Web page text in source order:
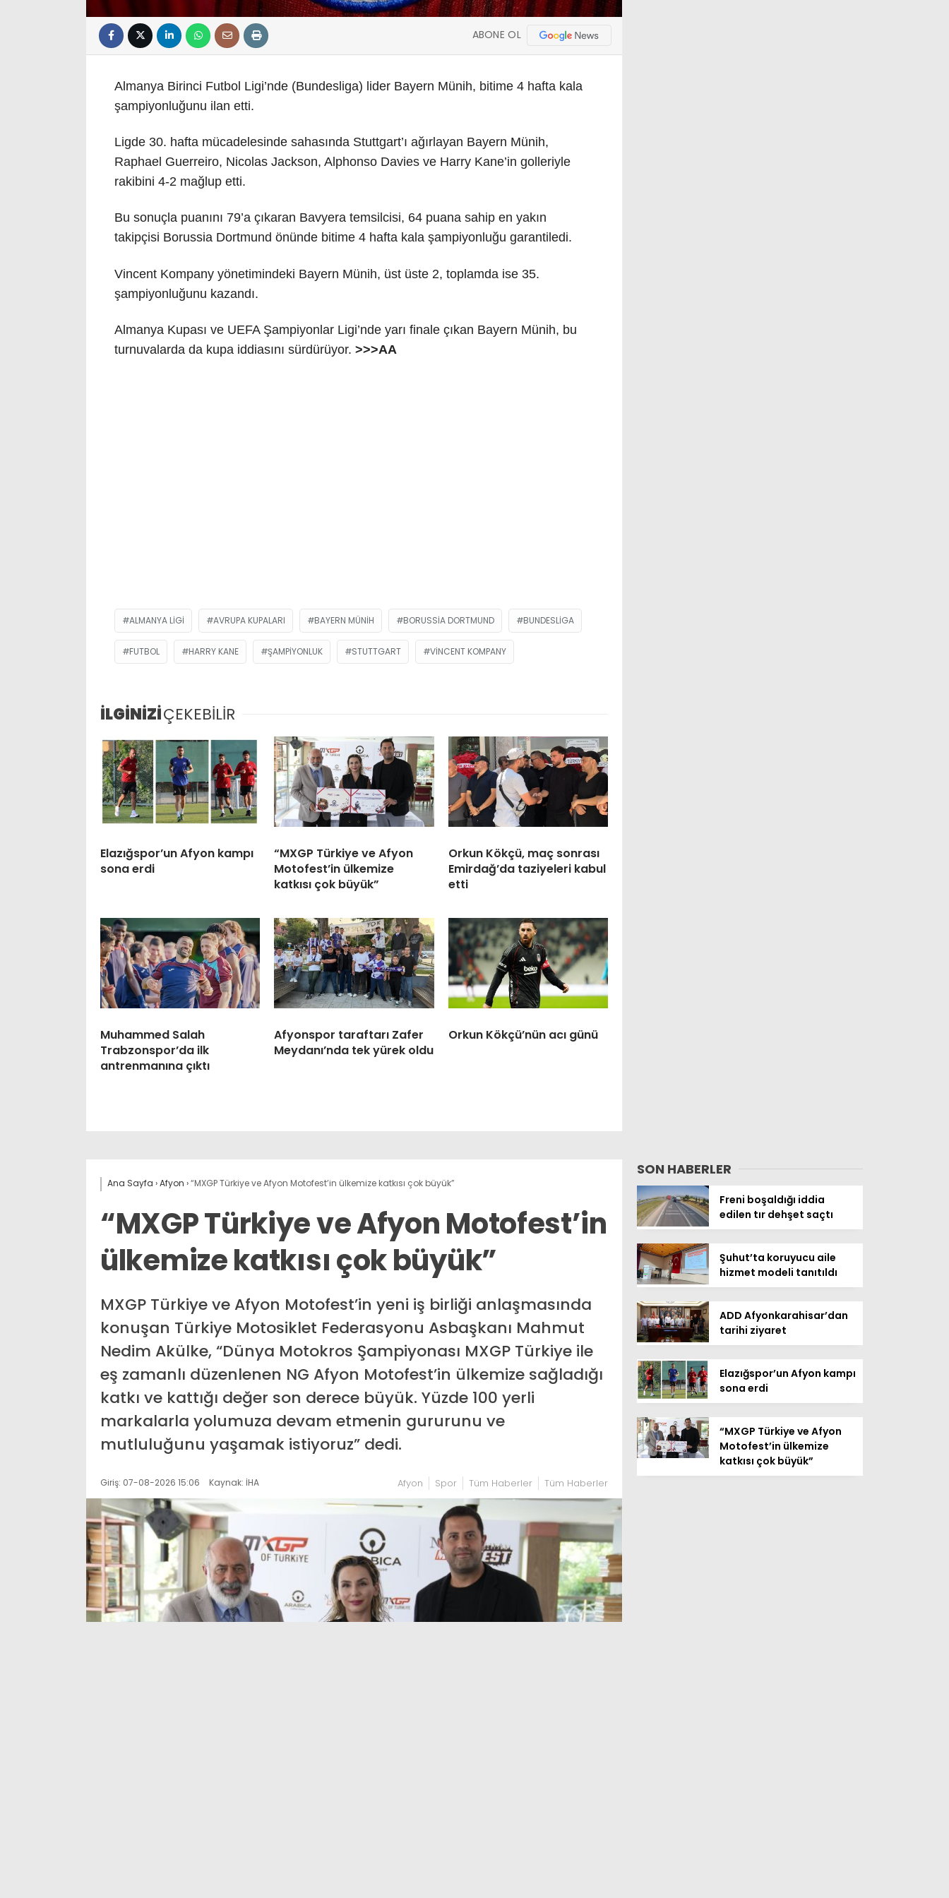
ABONE OL
Almanya Birinci Futbol Ligi’nde (Bundesliga) lider Bayern Münih, bitime 4 hafta kala
şampiyonluğunu ilan etti.
Ligde 30. hafta mücadelesinde sahasında Stuttgart’ı ağırlayan Bayern Münih,
Raphael Guerreiro, Nicolas Jackson, Alphonso Davies ve Harry Kane’in golleriyle
rakibini 4-2 mağlup etti.
Bu sonuçla puanını 79’a çıkaran Bavyera temsilcisi, 64 puana sahip en yakın
takipçisi Borussia Dortmund önünde bitime 4 hafta kala şampiyonluğu garantiledi.
Vincent Kompany yönetimindeki Bayern Münih, üst üste 2, toplamda ise 35.
şampiyonluğunu kazandı.
Almanya Kupası ve UEFA Şampiyonlar Ligi’nde yarı finale çıkan Bayern Münih, bu
turnuvalarda da kupa iddiasını sürdürüyor. >>>AA
ALMANYA LIGI AVRUPA KUPALARI BAYERN MÜNIH BORUSSIA DORTMUND BUNDESLIGA
FUTBOL HARRY KANE ŞAMPIYONLUK STUTTGART VINCENT KOMPANY
İLGİNİZİÇEKEBİLİR
Elazığspor’un Afyon kampı
sona erdi
“MXGP Türkiye ve Afyon
Motofest’in ülkemize
katkısı çok büyük”
Orkun Kökçü, maç sonrası
Emirdağ’da taziyeleri kabul
etti
Muhammed Salah
Trabzonspor’da ilk
antrenmanına çıktı
Afyonspor taraftarı Zafer
Meydanı’nda tek yürek oldu
Orkun Kökçü’nün acı günü
Ana Sayfa ›Afyon ›“MXGP Türkiye ve Afyon Motofest’in ülkemize katkısı çok büyük”
“MXGP Türkiye ve Afyon Motofest’in
ülkemize katkısı çok büyük”
MXGP Türkiye ve Afyon Motofest’in yeni iş birliği anlaşmasında
konuşan Türkiye Motosiklet Federasyonu Asbaşkanı Mahmut
Nedim Akülke, “Dünya Motokros Şampiyonası MXGP Türkiye ile
eş zamanlı düzenlenen NG Afyon Motofest’in ülkemize sağladığı
katkı ve kattığı değer son derece büyük. Yüzde 100 yerli
markalarla yolumuza devam etmenin gururunu ve
mutluluğunu yaşamak istiyoruz” dedi.
Giriş: 07-08-2026 15:06 Kaynak: İHA Afyon Spor Tüm Haberler Tüm Haberler
SON HABERLER
Freni boşaldığı iddia
edilen tır dehşet saçtı
Şuhut’ta koruyucu aile
hizmet modeli tanıtıldı
ADD Afyonkarahisar’dan
tarihi ziyaret
Elazığspor’un Afyon kampı
sona erdi
“MXGP Türkiye ve Afyon
Motofest’in ülkemize
katkısı çok büyük”